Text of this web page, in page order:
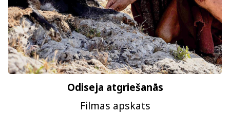
Odiseja atgriešanās
Filmas apskats